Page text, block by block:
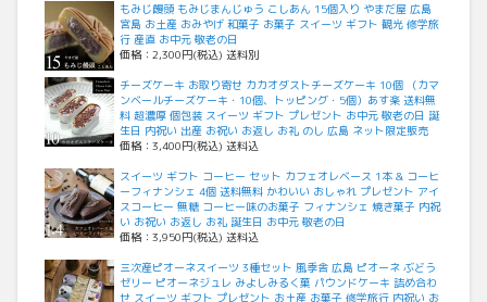
もみじ饅頭 もみじまんじゅう こしあん 15個入り やまだ屋 広島
宮島 お土産 おみやげ 和菓子 お菓子 スイーツ ギフト 観光 修学旅
行 産直 お中元 敬老の日
価格：2,300円(税込) 送料別
チーズケーキ お取り寄せ カカオダストチーズケーキ 10個 （カマ
ンベールチーズケーキ・10個、トッピング・5個）あす楽 送料無
料 超濃厚 個包装 スイーツ ギフト プレゼント お中元 敬老の日 誕
生日 内祝い 出産 お祝い お返し お礼 のし 広島 ネット限定販売
価格：3,400円(税込) 送料込
スイーツ ギフト コーヒー セット カフェオレベース 1本 & コーヒ
ーフィナンシェ 4個 送料無料 かわいい おしゃれ プレゼント アイ
スコーヒー 無糖 コーヒー味のお菓子 フィナンシェ 焼き菓子 内祝
い お祝い お返し お礼 誕生日 お中元 敬老の日
価格：3,950円(税込) 送料込
三次産ピオーネスイーツ 3種セット 風季舎 広島 ピオーネ ぶどう
ゼリー ピオーネジュレ みよしみるく菓 パウンドケーキ 詰め合わ
せ スイーツ ギフト プレゼント お土産 お菓子 修学旅行 内祝い お